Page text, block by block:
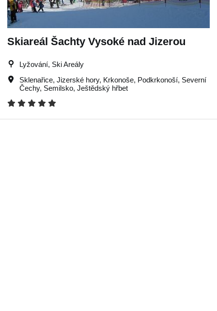
Skiareál Šachty Vysoké nad Jizerou
Lyžování, Ski Areály
Sklenařice, Jizerské hory, Krkonoše, Podkrkonoší, Severní
Čechy, Semilsko, Ještědský hřbet